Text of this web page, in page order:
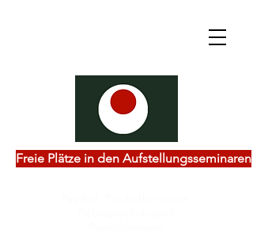
Freie Plätze in den Aufstellungsseminaren